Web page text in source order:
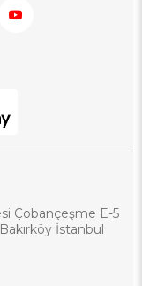
Çobançeşme E-5
İstanbul